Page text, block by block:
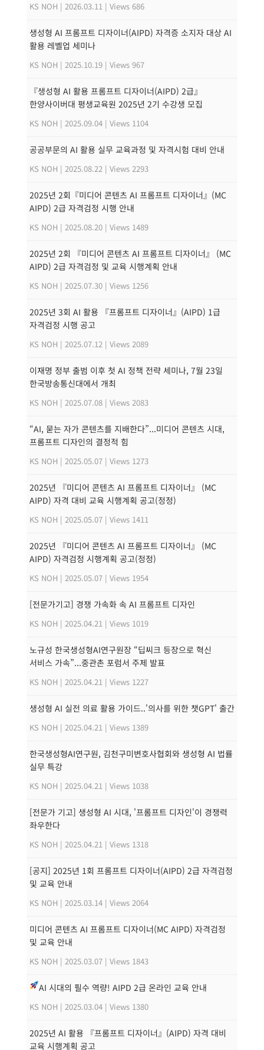
KS NOH | 2026.03.11 | Views 686
생성형 AI 프롬프트 디자이너(AIPD) 자격증 소지자 대상 AI
활용 레벨업 세미나
KS NOH | 2025.10.19 | Views 967
『생성형 AI 활용 프롬프트 디자이너(AIPD) 2급』
한양사이버대 평생교육원 2025년 2기 수강생 모집
KS NOH | 2025.09.04 | Views 1104
공공부문의 AI 활용 실무 교육과정 및 자격시험 대비 안내
KS NOH | 2025.08.22 | Views 2293
2025년 2회『미디어 콘텐츠 AI 프롬프트 디자이너』(MC
AIPD) 2급 자격검정 시행 안내
KS NOH | 2025.08.20 | Views 1489
2025년 2회 『미디어 콘텐츠 AI 프롬프트 디자이너』 (MC
AIPD) 2급 자격검정 및 교육 시행계획 안내
KS NOH | 2025.07.30 | Views 1256
2025년 3회 AI 활용 『프롬프트 디자이너』(AIPD) 1급
자격검정 시행 공고
KS NOH | 2025.07.12 | Views 2089
이재명 정부 출범 이후 첫 AI 정책 전략 세미나, 7월 23일
한국방송통신대에서 개최
KS NOH | 2025.07.08 | Views 2083
“AI, 묻는 자가 콘텐츠를 지배한다”...미디어 콘텐츠 시대,
프롬프트 디자인의 결정적 힘
KS NOH | 2025.05.07 | Views 1273
2025년 『미디어 콘텐츠 AI 프롬프트 디자이너』 (MC
AIPD) 자격 대비 교육 시행계획 공고(정정)
KS NOH | 2025.05.07 | Views 1411
2025년 『미디어 콘텐츠 AI 프롬프트 디자이너』 (MC
AIPD) 자격검정 시행계획 공고(정정)
KS NOH | 2025.05.07 | Views 1954
[전문가기고] 경쟁 가속화 속 AI 프롬프트 디자인
KS NOH | 2025.04.21 | Views 1019
노규성 한국생성형AI연구원장 “딥씨크 등장으로 혁신
서비스 가속”...중관촌 포럼서 주제 발표
KS NOH | 2025.04.21 | Views 1227
생성형 AI 실전 의료 활용 가이드..'의사를 위한 챗GPT' 출간
KS NOH | 2025.04.21 | Views 1389
한국생성형AI연구원, 김천구미변호사협회와 생성형 AI 법률
실무 특강
KS NOH | 2025.04.21 | Views 1038
[전문가 기고] 생성형 AI 시대, '프롬프트 디자인'이 경쟁력
좌우한다
KS NOH | 2025.04.21 | Views 1318
[공지] 2025년 1회 프롬프트 디자이너(AIPD) 2급 자격검정
및 교육 안내
KS NOH | 2025.03.14 | Views 2064
미디어 콘텐츠 AI 프롬프트 디자이너(MC AIPD) 자격검정
및 교육 안내
KS NOH | 2025.03.07 | Views 1843
AI 시대의 필수 역량! AIPD 2급 온라인 교육 안내
KS NOH | 2025.03.04 | Views 1380
2025년 AI 활용 『프롬프트 디자이너』(AIPD) 자격 대비
교육 시행계획 공고